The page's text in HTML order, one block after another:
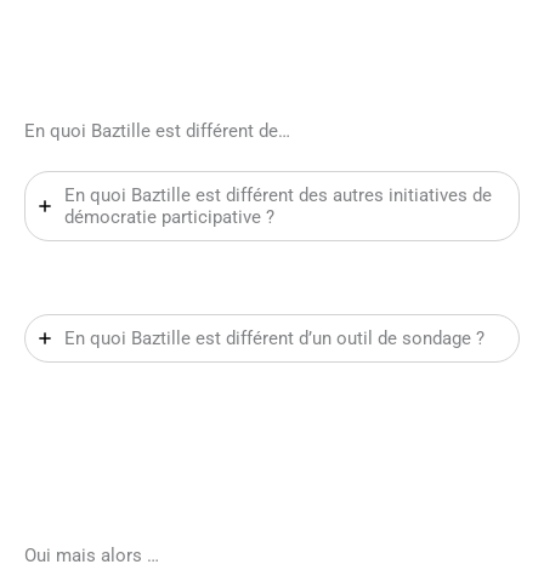
En quoi Baztille est différent de…
En quoi Baztille est différent des autres initiatives de
démocratie participative ?
En quoi Baztille est différent d’un outil de sondage ?
Oui mais alors …